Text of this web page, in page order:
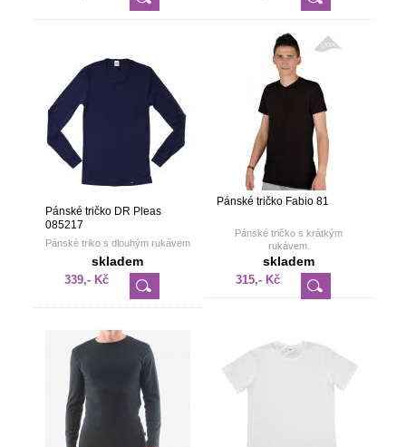
Pánské tričko DR Pleas
085217
Pánské triko s dlouhým rukávem
skladem
339,- Kč
Pánské tričko Fabio 81
Pánské tričko s krátkým
rukávem.
skladem
315,- Kč